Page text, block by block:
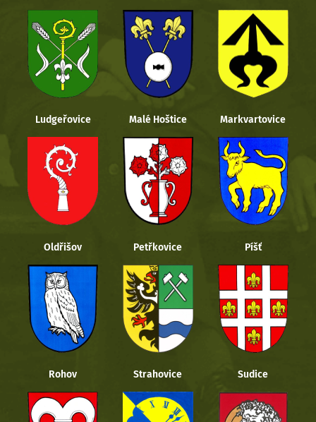
Ludgeřovice Malé Hoštice Markvartovice
Oldřišov Petřkovice Píšť
Rohov Strahovice Sudice